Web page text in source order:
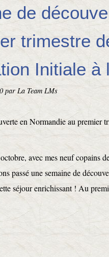
de
trimestre
Initiale à
par La Team LMs
avec mes neuf copains
passé une semaine de
séjour enrichissant ! Au